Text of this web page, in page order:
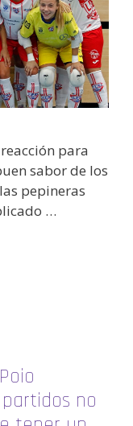
para
sabor de los
pepineras
…
partidos no